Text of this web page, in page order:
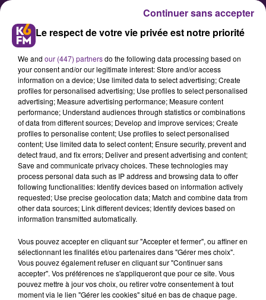
Deux Côte d’Oriens vont partir
en balade en tracteur-roulotte
Deux retraités ont le projet de
partir de Côte d’Or fin mai / début
juin pour un périple en tracteur-
roulotte, direction le nord de la
Publié : 7 avril 2019 à 12h00 par la rédaction
Le respect de votre vie privée est notre priorité
We and our (447) partnersdo the following data processing based on
your consent and/or our legitimate interest: Store and/or access
information on a device; Use limited data to select advertising; Create
profiles for personalised advertising; Use profiles to select personalised
advertising; Measure advertising performance; Measure content
performance; Understand audiences through statistics or combinations
of data from different sources; Develop and improve services; Create
profiles to personalise content; Use profiles to select personalised
content; Use limited data to select content; Ensure security, prevent and
detect fraud, and fix errors; Deliver and present advertising and content;
Save and communicate privacy choices. These technologies may
process personal data such as IP address and browsing data to offer
following functionalities: Identify devices based on information actively
requested; Use precise geolocation data; Match and combine data from
other data sources; Link different devices; Identify devices based on
information transmitted automatically.
Vous pouvez accepter en cliquant sur "Accepter et fermer", ou affiner en
sélectionnant les finalités et/ou partenaires dans "Gérer mes choix".
Vous pouvez également refuser en cliquant sur "Continuer sans
accepter". Vos préférences ne s'appliqueront que pour ce site. Vous
pouvez mettre à jour vos choix, ou retirer votre consentement à tout
moment via le lien "Gérer les cookies" situé en bas de chaque page.
Continuer sans accepter